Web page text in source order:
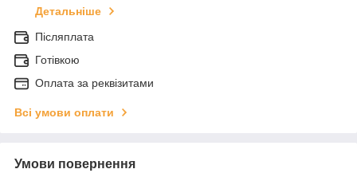
Детальніше
Післяплата
Готівкою
Оплата за реквізитами
Всі умови оплати
Умови повернення